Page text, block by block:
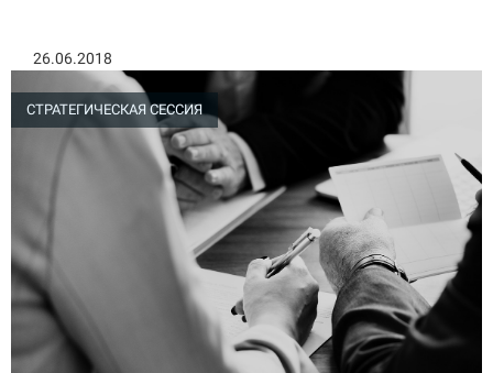
26.06.2018
СТРАТЕГИЧЕСКАЯ СЕССИЯ